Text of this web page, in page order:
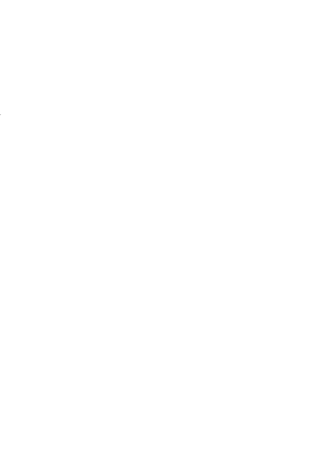
とても気に入りました。 発送も早く、
事に届いたようで安心いたしまし